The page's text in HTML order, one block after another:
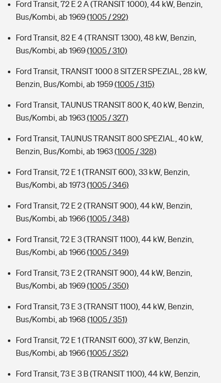
Ford Transit, 72 E 2 A (TRANSIT 1000), 44 kW, Benzin,
Bus/Kombi, ab 1969(1005 / 292)
Ford Transit, 82 E 4 (TRANSIT 1300), 48 kW, Benzin,
Bus/Kombi, ab 1969(1005 / 310)
Ford Transit, TRANSIT 1000 8 SITZER SPEZIAL, 28 kW,
Benzin, Bus/Kombi, ab 1959(1005 / 315)
Ford Transit, TAUNUS TRANSIT 800 K, 40 kW, Benzin,
Bus/Kombi, ab 1963(1005 / 327)
Ford Transit, TAUNUS TRANSIT 800 SPEZIAL, 40 kW,
Benzin, Bus/Kombi, ab 1963(1005 / 328)
Ford Transit, 72 E 1 (TRANSIT 600), 33 kW, Benzin,
Bus/Kombi, ab 1973(1005 / 346)
Ford Transit, 72 E 2 (TRANSIT 900), 44 kW, Benzin,
Bus/Kombi, ab 1966(1005 / 348)
Ford Transit, 72 E 3 (TRANSIT 1100), 44 kW, Benzin,
Bus/Kombi, ab 1966(1005 / 349)
Ford Transit, 73 E 2 (TRANSIT 900), 44 kW, Benzin,
Bus/Kombi, ab 1969(1005 / 350)
Ford Transit, 73 E 3 (TRANSIT 1100), 44 kW, Benzin,
Bus/Kombi, ab 1968 (1005 / 351)
Ford Transit, 72 E 1 (TRANSIT 600), 37 kW, Benzin,
Bus/Kombi, ab 1966(1005 / 352)
Ford Transit, 73 E 3 B (TRANSIT 1100), 44 kW, Benzin,